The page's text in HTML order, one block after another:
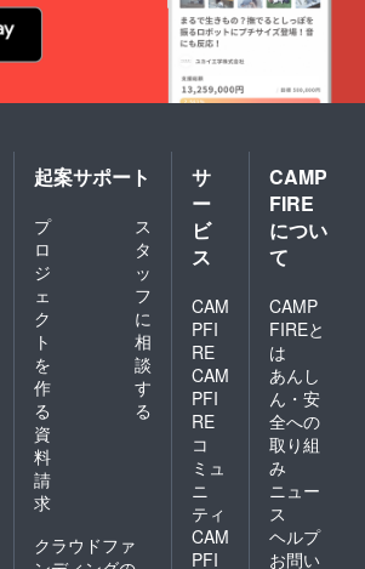
起案サポート
プ
ロ
ジ
ェ
ク
ト
を
作
る
ス
タ
ッ
フ
に
相
談
す
る
資
料
請
求
クラウドファ
サ
ー
ビ
ス
CAM
PFI
RE
CAM
PFI
RE
コ
ミュ
ニ
ティ
CAM
PFI
CAMP
FIRE
につい
て
CAMP
FIREと
は
あんし
ん・安
全への
取り組
み
ニュー
ス
ヘルプ
お問い